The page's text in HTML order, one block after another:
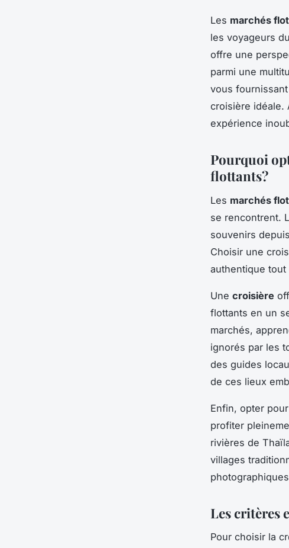
Les marchés
les voyageurs
offre une
parmi une
vous
croisière idéale.
expérience
Pourquoi
flottants?
Les marchés
se rencontrent.
souvenirs
Choisir une
authentique tout
Une croisière
flottants en un
marchés,
ignorés par les
des guides
de ces lieux
Enfin, opter
profiter
rivières de
villages
Les critères
Pour choisir la